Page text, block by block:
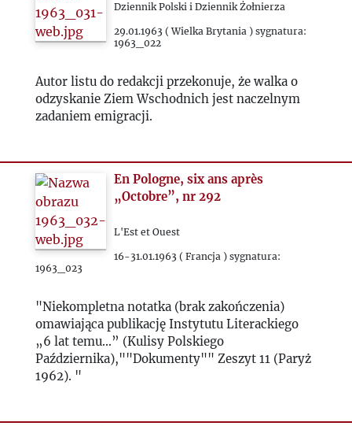
1971
1973
1978
1979
Dziennik Polski i Dziennik Żołnierza
29.01.1963 ( Wielka Brytania ) sygnatura:
1963_022
Autor listu do redakcji przekonuje, że walka o
odzyskanie Ziem Wschodnich jest naczelnym
zadaniem emigracji.
En Pologne, six ans après
„Octobre”, nr 292
L'Est et Ouest
16-31.01.1963 ( Francja ) sygnatura:
1963_023
"Niekompletna notatka (brak zakończenia)
omawiająca publikację Instytutu Literackiego
„6 lat temu...” (Kulisy Polskiego
Października),""Dokumenty"" Zeszyt 11 (Paryż
1962). "